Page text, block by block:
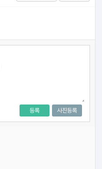
사진등록
등록